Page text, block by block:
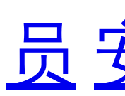
员